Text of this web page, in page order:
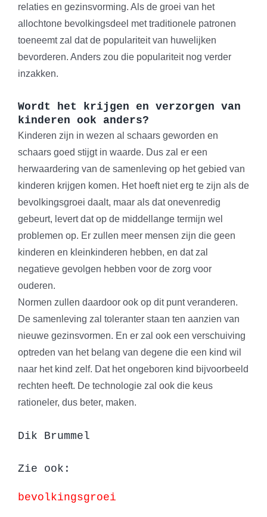
relaties en gezinsvorming. Als de groei van het
allochtone bevolkingsdeel met traditionele patronen
toeneemt zal dat de populariteit van huwelijken
bevorderen. Anders zou die populariteit nog verder
inzakken.
Wordt het krijgen en verzorgen van
kinderen ook anders?
Kinderen zijn in wezen al schaars geworden en
schaars goed stijgt in waarde. Dus zal er een
herwaardering van de samenleving op het gebied van
kinderen krijgen komen. Het hoeft niet erg te zijn als de
bevolkingsgroei daalt, maar als dat onevenredig
gebeurt, levert dat op de middellange termijn wel
problemen op. Er zullen meer mensen zijn die geen
kinderen en kleinkinderen hebben, en dat zal
negatieve gevolgen hebben voor de zorg voor
ouderen.
Normen zullen daardoor ook op dit punt veranderen.
De samenleving zal toleranter staan ten aanzien van
nieuwe gezinsvormen. En er zal ook een verschuiving
optreden van het belang van degene die een kind wil
naar het kind zelf. Dat het ongeboren kind bijvoorbeeld
rechten heeft. De technologie zal ook die keus
rationeler, dus beter, maken.
Dik Brummel
Zie ook:
bevolkingsgroei